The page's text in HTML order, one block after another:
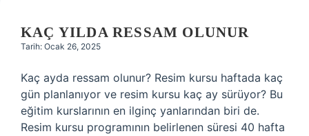
KAÇ YILDA RESSAM OLUNUR
Tarih: Ocak 26, 2025
Kaç ayda ressam olunur? Resim kursu haftada kaç
gün planlanıyor ve resim kursu kaç ay sürüyor? Bu
eğitim kurslarının en ilginç yanlarından biri de.
Resim kursu programının belirlenen süresi 40 hafta